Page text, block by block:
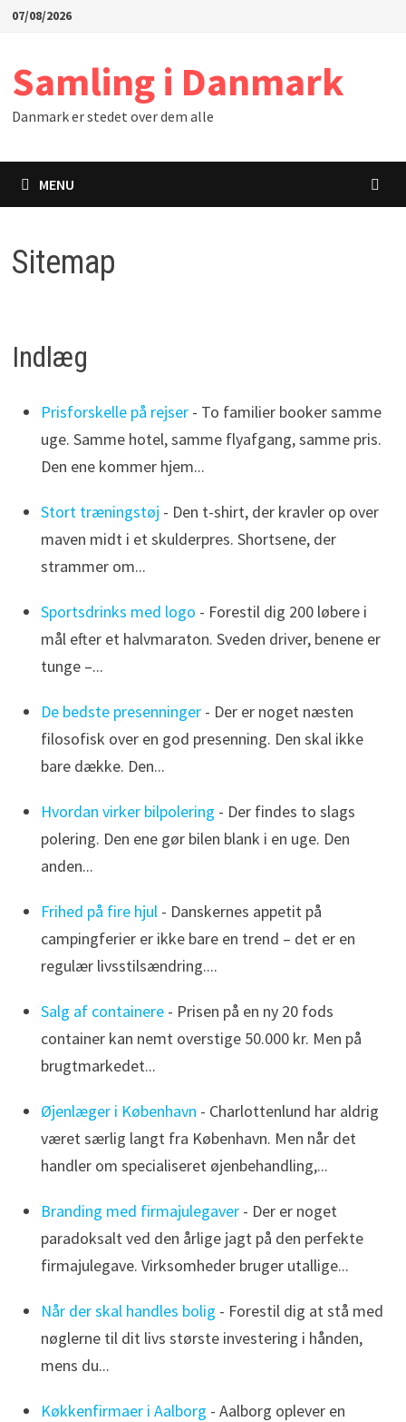
Skip07/08/2026
Samling i Danmark
Danmark er stedet over dem alle
MENU
Sitemap
Indlæg
Prisforskelle på rejser- To familier booker samme
uge. Samme hotel, samme flyafgang, samme pris.
Den ene kommer hjem...
Stort træningstøj - Den t-shirt, der kravler op over
maven midt i et skulderpres. Shortsene, der
strammer om...
Sportsdrinks med logo - Forestil dig 200 løbere i
mål efter et halvmaraton. Sveden driver, benene er
tunge –...
De bedste presenninger- Der er noget næsten
filosofisk over en god presenning. Den skal ikke
bare dække. Den...
Hvordan virker bilpolering - Der findes to slags
polering. Den ene gør bilen blank i en uge. Den
anden...
Frihed på fire hjul - Danskernes appetit på
campingferier er ikke bare en trend – det er en
regulær livsstilsændring....
Salg af containere- Prisen på en ny 20 fods
container kan nemt overstige 50.000 kr. Men på
brugtmarkedet...
Øjenlæger i København - Charlottenlund har aldrig
været særlig langt fra København. Men når det
handler om specialiseret øjenbehandling,...
Branding med firmajulegaver- Der er noget
paradoksalt ved den årlige jagt på den perfekte
firmajulegave. Virksomheder bruger utallige...
Når der skal handles bolig - Forestil dig at stå med
nøglerne til dit livs største investering i hånden,
mens du...
Køkkenfirmaer i Aalborg - Aalborg oplever en